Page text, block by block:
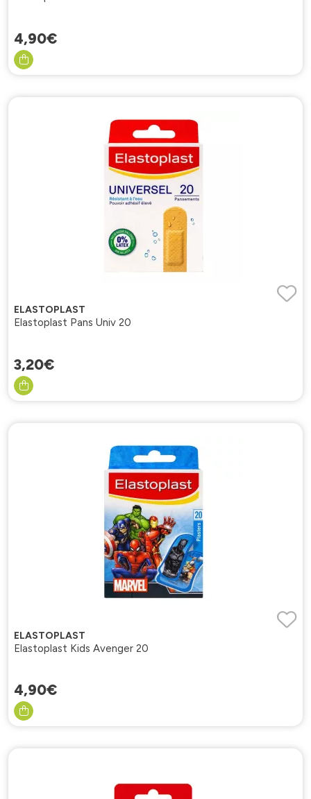
4,90€
ELASTOPLAST
Elastoplast Pans Univ 20
3,20€
ELASTOPLAST
Elastoplast Kids Avenger 20
4,90€